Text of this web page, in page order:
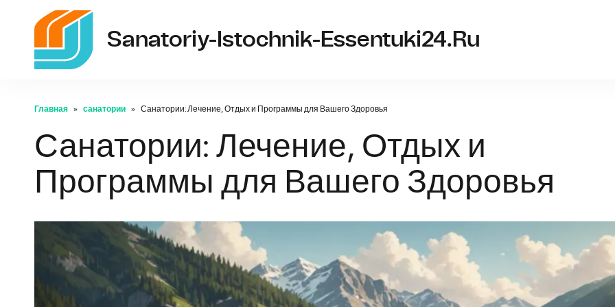
Sanatoriy-Istochnik-Essentuki24.ru
Главная санатории Санатории: Лечение, Отдых и Программы для Вашего Здоровья
Санатории: Лечение, Отдых и
Программы для Вашего Здоровья